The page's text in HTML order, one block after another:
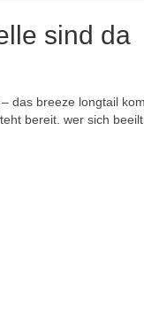
sind da
das breeze longtail
bereit. wer sich